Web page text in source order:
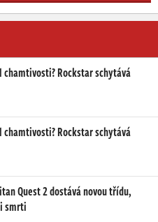
chamtivosti? Rockstar schytává
chamtivosti? Rockstar schytává
Quest 2 dostává novou třídu,
smrti